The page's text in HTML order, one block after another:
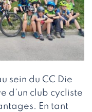
sein du CC Die
d’un club cycliste
En tant